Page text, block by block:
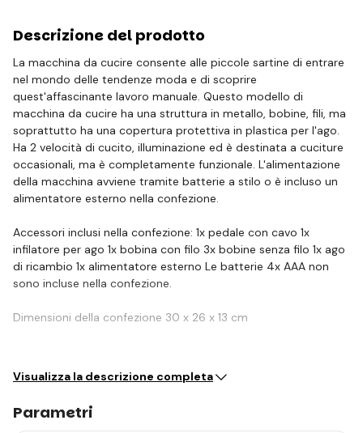
Descrizione del prodotto
La macchina da cucire consente alle piccole sartine di entrare
nel mondo delle tendenze moda e di scoprire
quest'affascinante lavoro manuale. Questo modello di
macchina da cucire ha una struttura in metallo, bobine, fili, ma
soprattutto ha una copertura protettiva in plastica per l'ago.
Ha 2 velocità di cucito, illuminazione ed è destinata a cuciture
occasionali, ma è completamente funzionale. L'alimentazione
della macchina avviene tramite batterie a stilo o è incluso un
alimentatore esterno nella confezione.
Accessori inclusi nella confezione: 1x pedale con cavo 1x
infilatore per ago 1x bobina con filo 3x bobine senza filo 1x ago
di ricambio 1x alimentatore esterno Le batterie 4x AAA non
sono incluse nella confezione.
Dimensioni della confezione 30 x 26 x 13 cm
Visualizza la descrizione completa
Parametri